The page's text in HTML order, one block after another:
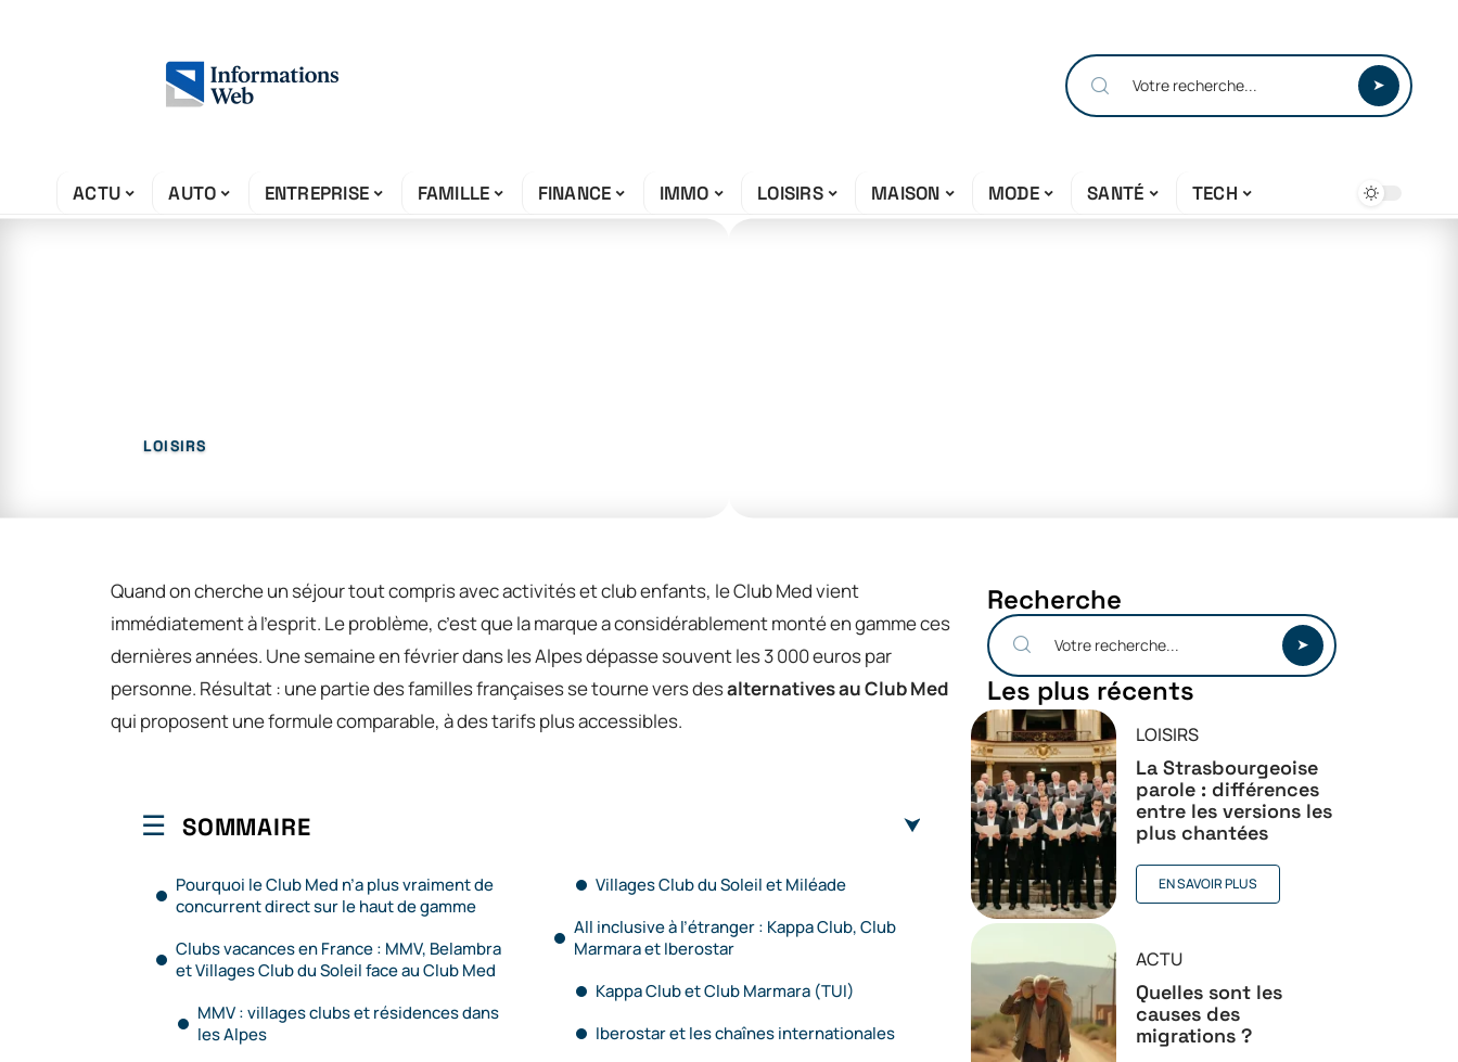
ACTU AUTO ENTREPRISE FAMILLE FINANCE IMMO LOISIRS MAISON MODE SANTÉ TECH
LOISIRS
Quand on cherche un séjour tout compris avec activités et club enfants, le Club Med vient
immédiatement à l’esprit. Le problème, c’est que la marque a considérablement monté en gamme ces
dernières années. Une semaine en février dans les Alpes dépasse souvent les 3 000 euros par
personne. Résultat : une partie des familles françaises se tourne vers desalternatives au Club Med
qui proposent une formule comparable, à des tarifs plus accessibles.
SOMMAIRE
Pourquoi le Club Med n’a plus vraiment de
concurrent direct sur le haut de gamme
Clubs vacances en France : MMV, Belambra
et Villages Club du Soleil face au Club Med
MMV : villages clubs et résidences dans
les Alpes
Villages Club du Soleil et Miléade
All inclusive à l’étranger : Kappa Club, Club
Marmara et Iberostar
Kappa Club et Club Marmara (TUI)
Iberostar et les chaînes internationales
Recherche
Les plus récents
LOISIRS
La Strasbourgeoise
parole : différences
entre les versions les
plus chantées
EN SAVOIR PLUS
ACTU
Quelles sont les
causes des
migrations ?